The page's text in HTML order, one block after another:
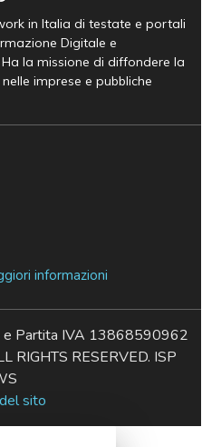
in Italia di testate e portali
Digitale e
la missione di diffondere la
imprese e pubbliche
informazioni
e Partita IVA 13868590962
RESERVED. ISP
sito